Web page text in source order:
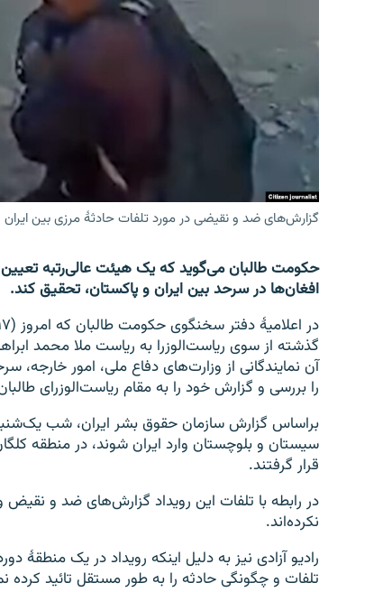
گزارش‌های ضد و نقیضی در مورد تلفات حادثۀ مرزی بین
حکومت طالبان می‌گوید که یک هیئت عالی‌رتبه
افغان‌ها در سرحد بین ایران و پاکستان، تحقیق کند.
گذشته از سوی ریاست‌الوزرا به ریاست ملا محمد
آن نمایندگانی از وزارت‌های دفاع ملی، امور
را بررسی و گزارش خود را به مقام ریاست‌الوزرای
سیستان و بلوچستان وارد ایران شوند، در منطقه
قرار گرفتند.
در رابطه با تلفات این رویداد گزارش‌های ضد و
نکرده‌اند.
رادیو آزادی نیز به دلیل اینکه رویداد در یک منطقۀ
تلفات و چگونگی حادثه را به طور مستقل تائید کرده